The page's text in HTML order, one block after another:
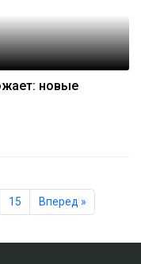
новые
15 Вперед »